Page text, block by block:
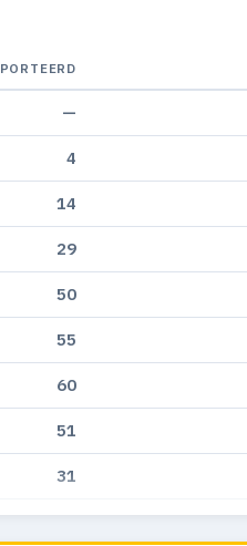
—
4
14
29
50
55
60
51
31
39